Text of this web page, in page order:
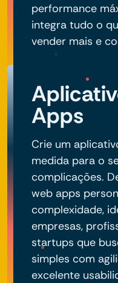
performance
integra tudo o
vender mais e
Apps
Crie um
medida para o
complicações.
web apps
complexidade,
empresas,
startups que
simples com
excelente